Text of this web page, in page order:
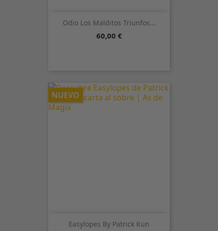
Odio Los Malditos Triunfos...
Precio
60,00 €
Easylopes By Patrick Kun
NUEVO